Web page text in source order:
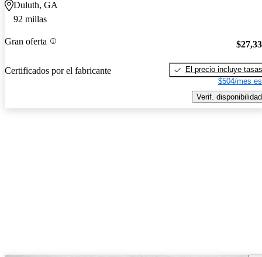
Duluth, GA
92 millas
Gran oferta
Certificados por el fabricante
El precio incluye tasas
$504/mes
Verif. disponibilidad